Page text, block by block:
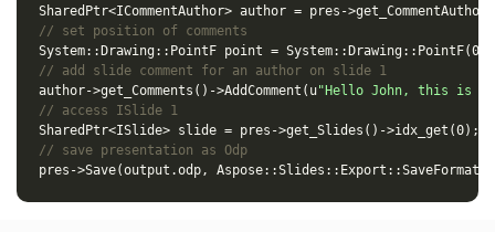
SharedPtr<ICommentAuthor> author = pres ->get_CommentAuthors
// set position of comments
System:: Drawing :: PointF point = System:: Drawing :: PointF(
// add slide comment for an author on slide 1
author->get_Comments () ->AddComment ( u"Hello John, this is a
// access ISlide 1
SharedPtr<ISlide> slide = pres ->get_Slides () ->idx_get (0);
// save presentation as Odp
pres ->Save(output .odp, Aspose::Slides :: Export ::SaveFormat